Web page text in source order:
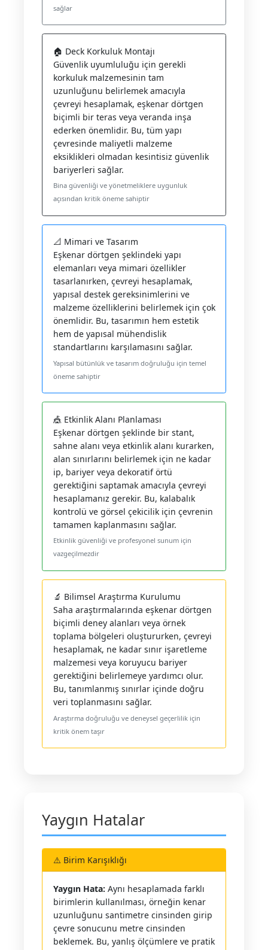
sağlar
🏠 Deck Korkuluk Montajı
Güvenlik uyumluluğu için gerekli
korkuluk malzemesinin tam
uzunluğunu belirlemek amacıyla
çevreyi hesaplamak, eşkenar dörtgen
biçimli bir teras veya veranda inşa
ederken önemlidir. Bu, tüm yapı
çevresinde maliyetli malzeme
eksiklikleri olmadan kesintisiz güvenlik
bariyerleri sağlar.
Bina güvenliği ve yönetmeliklere uygunluk
açısından kritik öneme sahiptir
📐 Mimari ve Tasarım
Eşkenar dörtgen şeklindeki yapı
elemanları veya mimari özellikler
tasarlanırken, çevreyi hesaplamak,
yapısal destek gereksinimlerini ve
malzeme özelliklerini belirlemek için çok
önemlidir. Bu, tasarımın hem estetik
hem de yapısal mühendislik
standartlarını karşılamasını sağlar.
Yapısal bütünlük ve tasarım doğruluğu için temel
öneme sahiptir
🎪 Etkinlik Alanı Planlaması
Eşkenar dörtgen şeklinde bir stant,
sahne alanı veya etkinlik alanı kurarken,
alan sınırlarını belirlemek için ne kadar
ip, bariyer veya dekoratif örtü
gerektiğini saptamak amacıyla çevreyi
hesaplamanız gerekir. Bu, kalabalık
kontrolü ve görsel çekicilik için çevrenin
tamamen kaplanmasını sağlar.
Etkinlik güvenliği ve profesyonel sunum için
vazgeçilmezdir
🔬 Bilimsel Araştırma Kurulumu
Saha araştırmalarında eşkenar dörtgen
biçimli deney alanları veya örnek
toplama bölgeleri oluştururken, çevreyi
hesaplamak, ne kadar sınır işaretleme
malzemesi veya koruyucu bariyer
gerektiğini belirlemeye yardımcı olur.
Bu, tanımlanmış sınırlar içinde doğru
veri toplanmasını sağlar.
Araştırma doğruluğu ve deneysel geçerlilik için
kritik önem taşır
Yaygın Hatalar
⚠️ Birim Karışıklığı
Yaygın Hata: Aynı hesaplamada farklı
birimlerin kullanılması, örneğin kenar
uzunluğunu santimetre cinsinden girip
çevre sonucunu metre cinsinden
beklemek. Bu, yanlış ölçümlere ve pratik